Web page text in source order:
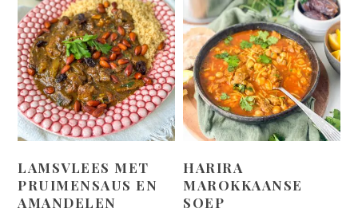
LAMSVLEES MET
PRUIMENSAUS EN
AMANDELEN
HARIRA
MAROKKAANSE
SOEP